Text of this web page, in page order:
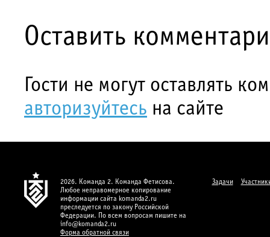
Оставить
Гости не могут оставлять
авторизуйтесь на сайте
2026. Команда 2. Команда Фетисова.
Любое неправомерное копирование
информации сайта komanda2.ru
преследуется по закону Российской
Федерации. По всем вопросам пишите на
info@komanda2.ru
Форма обратной связи
Задачи